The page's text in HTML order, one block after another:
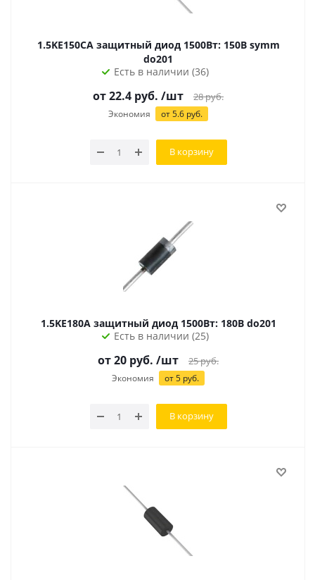
1.5KE150CA защитный диод 1500Вт: 150В symm
do201
Есть в наличии (36)
от 22.4 руб. /шт 28руб.
Экономия от 5.6 руб.
В корзину
1.5KE180A защитный диод 1500Вт: 180В do201
Есть в наличии (25)
от20 руб. /шт 25руб.
Экономия от5 руб.
В корзину